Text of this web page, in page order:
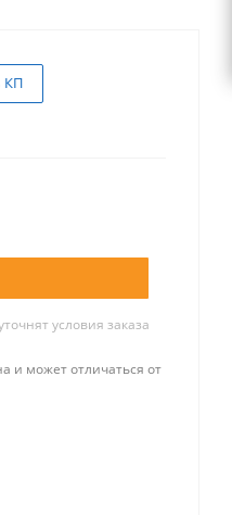
КП
условия заказа
и может отличаться от